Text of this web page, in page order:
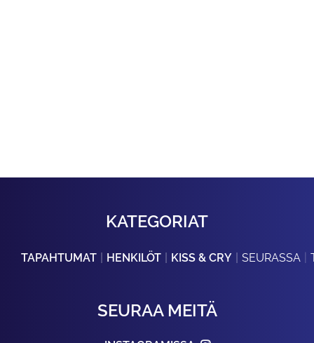
KATEGORIAT
TAPAHTUMAT HENKILÖT KISS & CRY SEURASSA
SEURAA MEITÄ